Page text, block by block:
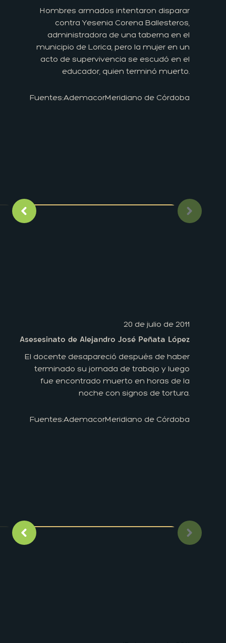
Hombres armados intentaron disparar
contra Yesenia Corena Ballesteros,
administradora de una taberna en el
municipio de Lorica, pero la mujer en un
acto de supervivencia se escudó en el
educador, quien terminó muerto.
Fuentes:AdemacorMeridiano de Córdoba
Imagen anterior
20 de julio de 2011
Asesesinato de Alejandro José Peñata López
El docente desapareció después de haber
terminado su jornada de trabajo y luego
fue encontrado muerto en horas de la
noche con signos de tortura.
Fuentes:AdemacorMeridiano de Córdoba
Imagen anterior